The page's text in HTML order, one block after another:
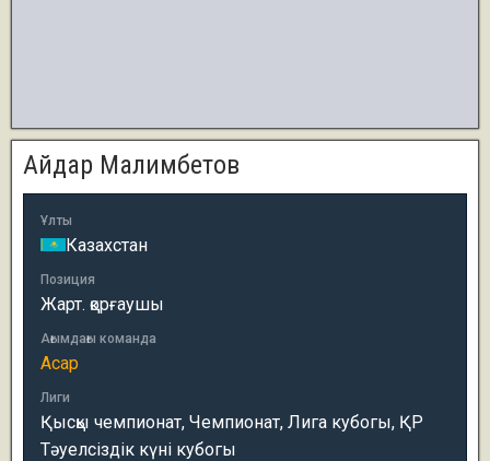
Айдар Малимбетов
Ұлты
Казахстан
Позиция
Жарт. қорғаушы
Ағымдағы команда
Асар
Лиги
Қысқы чемпионат, Чемпионат, Лига кубогы, ҚР
Тәуелсіздік күні кубогы